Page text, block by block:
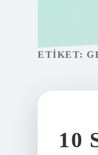
ETIKET:
10